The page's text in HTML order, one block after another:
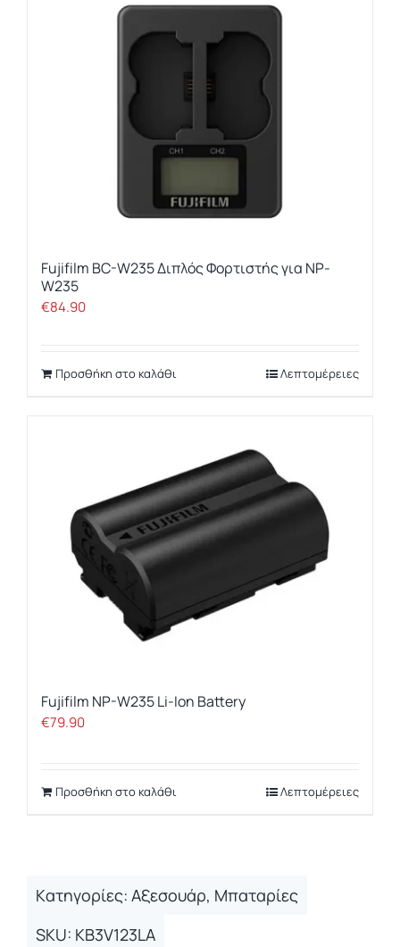
Fujifilm BC-W235 Διπλός Φορτιστής για NP-
W235
€84.90
Προσθήκη στο καλάθι Λεπτομέρειες
Fujifilm NP-W235 Li-Ion Battery
€79.90
Προσθήκη στο καλάθι Λεπτομέρειες
Kατηγορίες: Aξεσουάρ, Μπαταρίες
SKU: ΚΒ3V123LA